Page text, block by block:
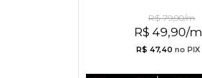
R$ 49,90/m
R$ 79,90/m
R$ 47,40 no PIX